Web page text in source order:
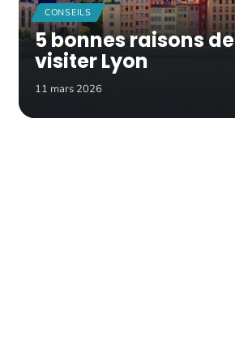
CONSEILS
5 bonnes raisons de
visiter Lyon
11 mars 2026